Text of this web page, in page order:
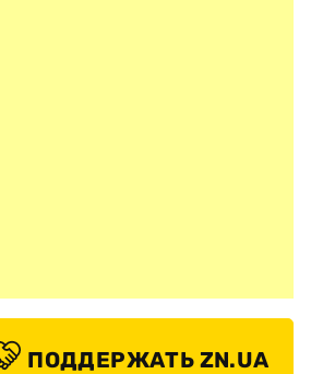
ПОДДЕРЖАТЬ ZN.UA